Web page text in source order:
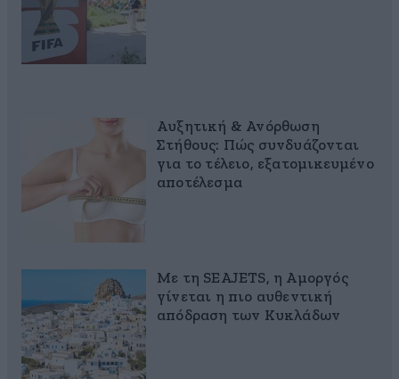
Αυξητική & Ανόρθωση
Στήθους: Πώς συνδυάζονται
για το τέλειο, εξατομικευμένο
αποτέλεσμα
Με τη SEAJETS, η Αμοργός
γίνεται η πιο αυθεντική
απόδραση των Κυκλάδων